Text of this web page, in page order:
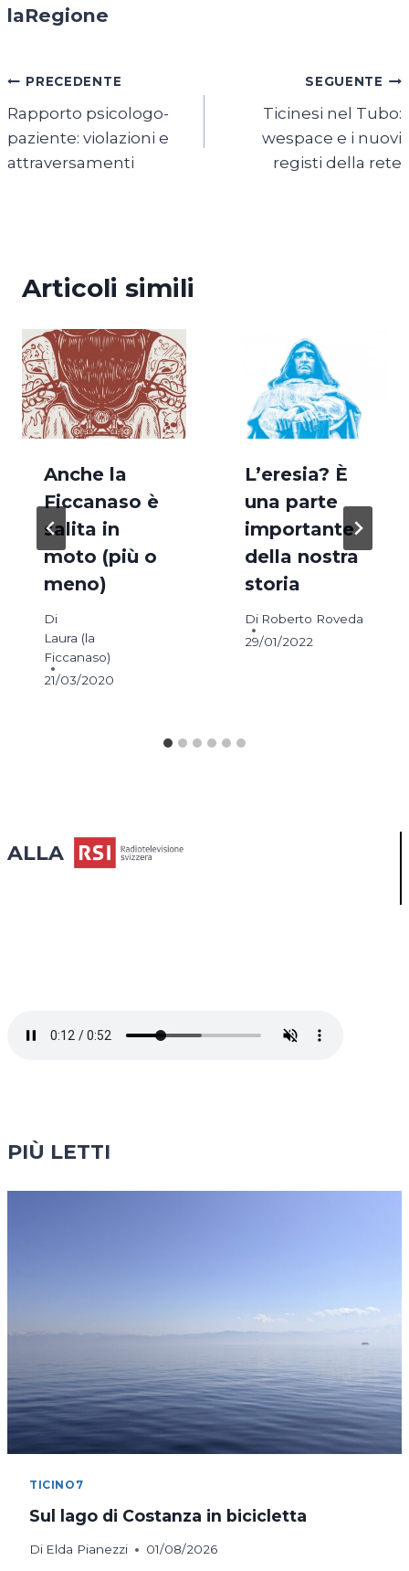
laRegione
Navigazione
articoli
PRECEDENTE
Rapporto psicologo-
paziente: violazioni e
attraversamenti
SEGUENTE
Ticinesi nel Tubo:
wespace e i nuovi
registi della rete
Articoli simili
Anche la
Ficcanaso è
salita in
moto (più o
meno)
Di
Laura (la
Ficcanaso)
21/03/2020
L’eresia? È
una parte
importante
della nostra
storia
Di Roberto Roveda
29/01/2022
ALLA
PIÙ LETTI
TICINO7
Sul lago di Costanza in bicicletta
Di Elda Pianezzi 01/08/2026